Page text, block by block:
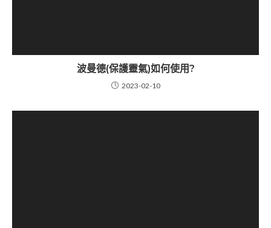
波曼德(保護靈氣)如何使用?
2023-02-10